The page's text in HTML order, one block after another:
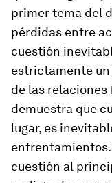
primer tema del
pérdidas entre
cuestión
estrictamente un
de las
demuestra que
lugar, es
enfrentamientos.
cuestión al